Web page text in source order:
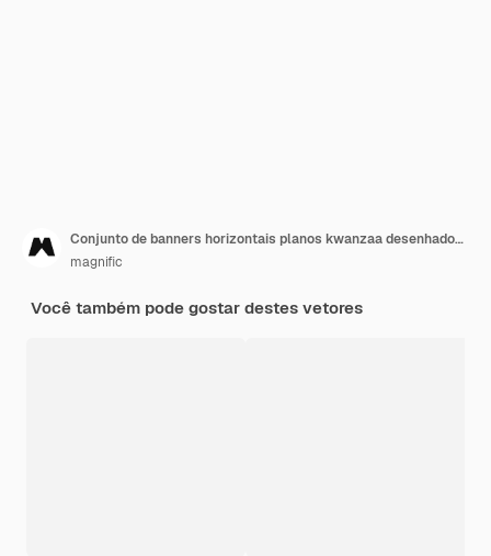
Conjunto de banners horizontais planos kwanzaa desenhados à mão
magnific
Você também pode gostar destes vetores